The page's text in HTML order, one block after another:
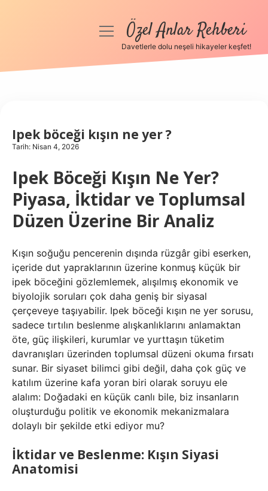
Anasayfa
Hakkımızda
menüyüÖzel Anlar Rehberi
Davetlerle dolu neşeli hikayeler keşfet!
Ipek böceği kışın ne yer ?
Tarih: Nisan 4, 2026
Ipek Böceği Kışın Ne Yer?
Piyasa, İktidar ve Toplumsal
Düzen Üzerine Bir Analiz
Kışın soğuğu pencerenin dışında rüzgâr gibi eserken,
içeride dut yapraklarının üzerine konmuş küçük bir
ipek böceğini gözlemlemek, alışılmış ekonomik ve
biyolojik soruları çok daha geniş bir siyasal
çerçeveye taşıyabilir. Ipek böceği kışın ne yer sorusu,
sadece tırtılın beslenme alışkanlıklarını anlamaktan
öte, güç ilişkileri, kurumlar ve yurttaşın tüketim
davranışları üzerinden toplumsal düzeni okuma fırsatı
sunar. Bir siyaset bilimci gibi değil, daha çok güç ve
katılım üzerine kafa yoran biri olarak soruyu ele
alalım: Doğadaki en küçük canlı bile, biz insanların
oluşturduğu politik ve ekonomik mekanizmalara
dolaylı bir şekilde etki ediyor mu?
İktidar ve Beslenme: Kışın Siyasi
Anatomisi